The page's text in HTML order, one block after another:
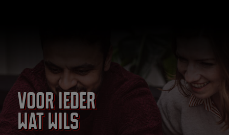
Voor ieder
wat wils